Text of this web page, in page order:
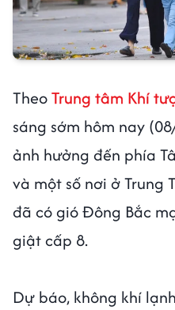
TheoTrung tâm Khí
sáng sớm hôm nay
ảnh hưởng đến phía
và một số nơi ở Trung
đã có gió Đông Bắc
giật cấp 8.
Dự báo, không khí